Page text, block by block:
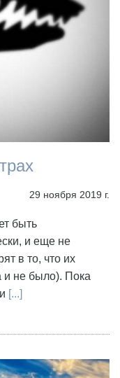
29 ноября 2019 г.
быть
и еще не
в то, что их
и не было). Пока
[...]